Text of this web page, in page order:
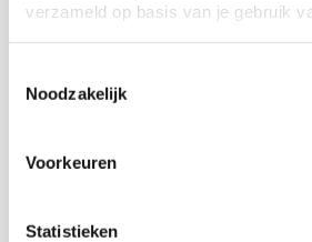
verzameld op basis van je gebruik
Noodzakelijk
Voorkeuren
Statistieken
AGENDA
23
Selectiedag